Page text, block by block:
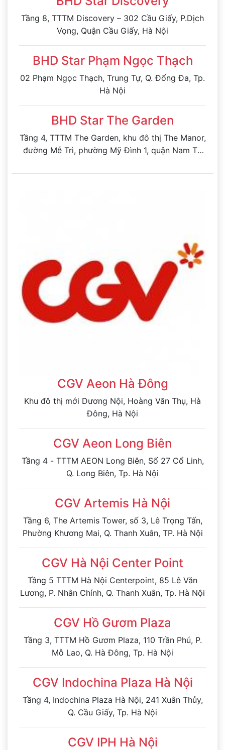
Tầng 8, TTTM Discovery – 302 Cầu Giấy, P.Dịch
Vọng, Quận Cầu Giấy, Hà Nội
BHD Star Phạm Ngọc Thạch
02 Phạm Ngọc Thạch, Trung Tự, Q. Đống Đa, Tp.
Hà Nội
BHD Star The Garden
Tầng 4, TTTM The Garden, khu đô thị The Manor,
đường Mễ Trì, phường Mỹ Đình 1, quận Nam Từ
Liêm, Hà Nội
CGV Aeon Hà Đông
Khu đô thị mới Dương Nội, Hoàng Văn Thụ, Hà
Đông, Hà Nội
CGV Aeon Long Biên
Tầng 4 - TTTM AEON Long Biên, Số 27 Cổ Linh,
Q. Long Biên, Tp. Hà Nội
CGV Artemis Hà Nội
Tầng 6, The Artemis Tower, số 3, Lê Trọng Tấn,
Phường Khương Mai, Q. Thanh Xuân, TP. Hà Nội
CGV Hà Nội Center Point
Tầng 5 TTTM Hà Nội Centerpoint, 85 Lê Văn
Lương, P. Nhân Chính, Q. Thanh Xuân, Tp. Hà Nội
CGV Hồ Gươm Plaza
Tầng 3, TTTM Hồ Gươm Plaza, 110 Trần Phú, P.
Mỗ Lao, Q. Hà Đông, Tp. Hà Nội
CGV Indochina Plaza Hà Nội
Tầng 4, Indochina Plaza Hà Nội, 241 Xuân Thủy,
Q. Cầu Giấy, Tp. Hà Nội
CGV IPH Hà Nội